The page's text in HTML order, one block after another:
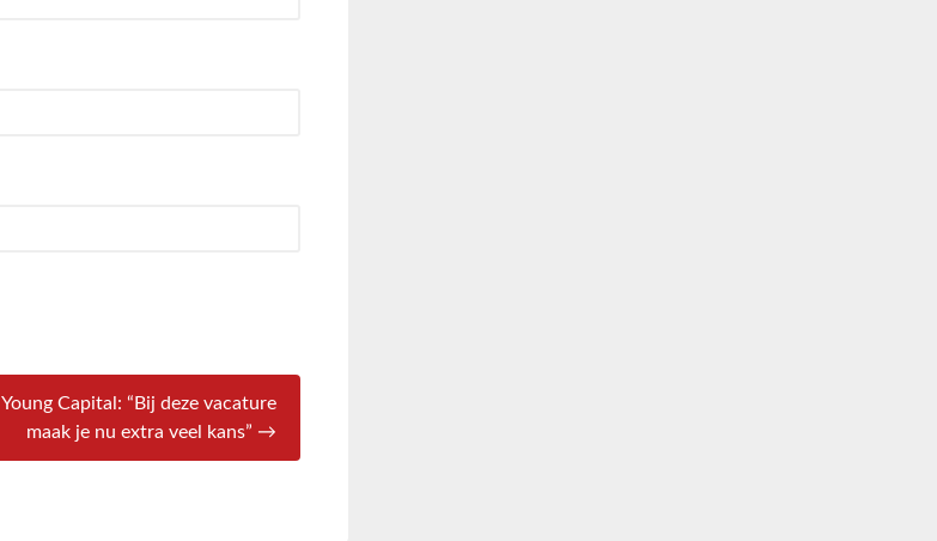
Young Capital: “Bij deze vacature
maak je nu extra veel kans” →